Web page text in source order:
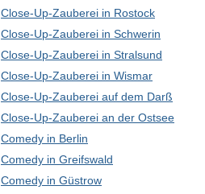
Close-Up-Zauberei in Rostock
Close-Up-Zauberei in Schwerin
Close-Up-Zauberei in Stralsund
Close-Up-Zauberei in Wismar
Close-Up-Zauberei auf dem Darß
Close-Up-Zauberei an der Ostsee
Comedy in Berlin
Comedy in Greifswald
Comedy in Güstrow